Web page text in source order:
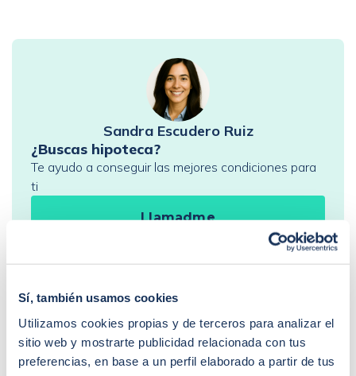
Sí, también usamos cookies
Utilizamos cookies propias y de terceros para analizar el
sitio web y mostrarte publicidad relacionada con tus
preferencias, en base a un perfil elaborado a partir de tus
¿Dónde puedo contactar con iAhorro?
¿Se puede tener dos hipotecas?
¿Se puede cambiar de banco teniendo una
Sandra Escudero Ruiz
¿Buscas hipoteca?
Te ayudo a conseguir las mejores condiciones para
ti
Llamadme